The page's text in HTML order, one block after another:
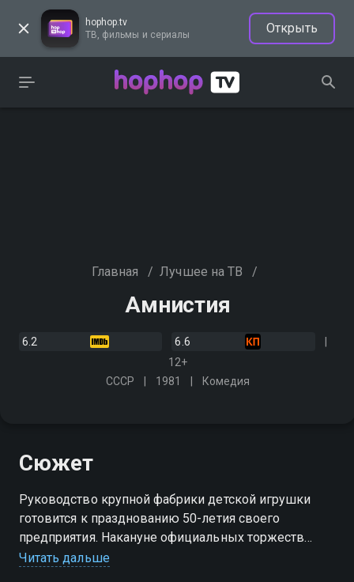
hophop.tv
ТВ, фильмы и сериалы
Открыть
Главная / Лучшее на ТВ /
Амнистия
6.2
6.6
12+
СССР
1981 Комедия
Сюжет
Руководство крупной фабрики детской игрушки
готовится к празднованию 50-летия своего
предприятия. Накануне официальных торжеств
происходит ЧП, виновником которого оказывается
Читать дальше